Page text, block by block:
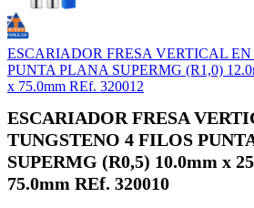
ESCARIADOR FRESA VERTICAL
PUNTA PLANA SUPERMG (R1,0)
x 75.0mm REf. 320012
ESCARIADOR FRESA
TUNGSTENO 4 FILOS
SUPERMG (R0,5) 10.0mm x
75.0mm REf. 320010